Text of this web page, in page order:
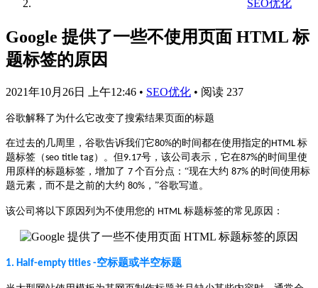
SEO优化
Google 提供了一些不使用页面 HTML 标
题标签的原因
2021年10月26日 上午12:46 • SEO优化 • 阅读 237
谷歌解释了为什么它改变了搜索结果页面的标题
在过去的几周里，谷歌告诉我们它80%的时间都在使用指定的 HTML 标
题标签 （seo title tag） 。但 9.17号， 该公司表示，它在87%的时间里使
用原样的标题标签，增加了 7 个百分点：“现在大约 87% 的时间使用标
题元素，而不是之前的大约 80% ，”谷歌写道。
该公司将以下原因列为不使用您的 HTML 标题标签的常见原因：
1. Half-empty titles -空标题或半空标题